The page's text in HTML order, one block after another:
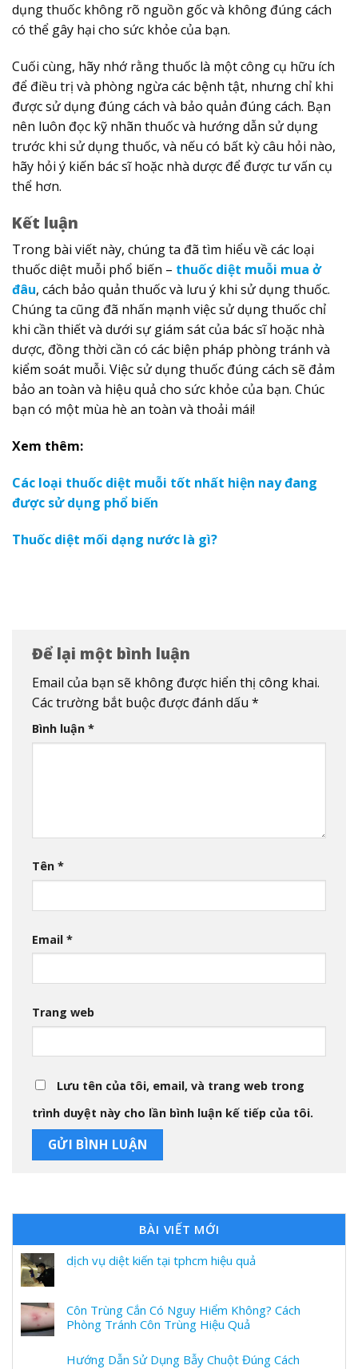
dụng thuốc không rõ nguồn gốc và không đúng cách
có thể gây hại cho sức khỏe của bạn.
Cuối cùng, hãy nhớ rằng thuốc là một công cụ hữu ích
để điều trị và phòng ngừa các bệnh tật, nhưng chỉ khi
được sử dụng đúng cách và bảo quản đúng cách. Bạn
nên luôn đọc kỹ nhãn thuốc và hướng dẫn sử dụng
trước khi sử dụng thuốc, và nếu có bất kỳ câu hỏi nào,
hãy hỏi ý kiến ​​bác sĩ hoặc nhà dược để được tư vấn cụ
thể hơn.
Kết luận
Trong bài viết này, chúng ta đã tìm hiểu về các loại
thuốc diệt muỗi phổ biến – thuốc diệt muỗi mua ở
đâu, cách bảo quản thuốc và lưu ý khi sử dụng thuốc.
Chúng ta cũng đã nhấn mạnh việc sử dụng thuốc chỉ
khi cần thiết và dưới sự giám sát của bác sĩ hoặc nhà
dược, đồng thời cần có các biện pháp phòng tránh và
kiểm soát muỗi. Việc sử dụng thuốc đúng cách sẽ đảm
bảo an toàn và hiệu quả cho sức khỏe của bạn. Chúc
bạn có một mùa hè an toàn và thoải mái!
Xem thêm:
Các loại thuốc diệt muỗi tốt nhất hiện nay đang
được sử dụng phổ biến
Thuốc diệt mối dạng nước là gì?
Để lại một bình luận
Email của bạn sẽ không được hiển thị công khai.
Các trường bắt buộc được đánh dấu *
Bình luận *
Tên *
Email *
Trang web
Lưu tên của tôi, email, và trang web trong
trình duyệt này cho lần bình luận kế tiếp của tôi.
BÀI VIẾT MỚI
dịch vụ diệt kiến tại tphcm hiệu quả
Côn Trùng Cắn Có Nguy Hiểm Không? Cách
Phòng Tránh Côn Trùng Hiệu Quả
Hướng Dẫn Sử Dụng Bẫy Chuột Đúng Cách